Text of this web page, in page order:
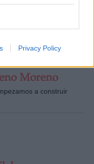
Privacy Policy
Moreno
a construir